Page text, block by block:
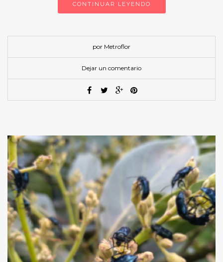
CONTINUAR LEYENDO
por Metroflor
Dejar un comentario